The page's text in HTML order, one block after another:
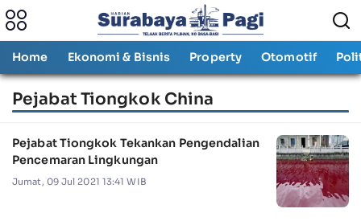
Home Ekonomi & Bisnis Property Otomotif
Pejabat Tiongkok China
Pejabat Tiongkok Tekankan Pengendalian
Pencemaran Lingkungan
Jumat, 09 Jul 2021 13:41 WIB